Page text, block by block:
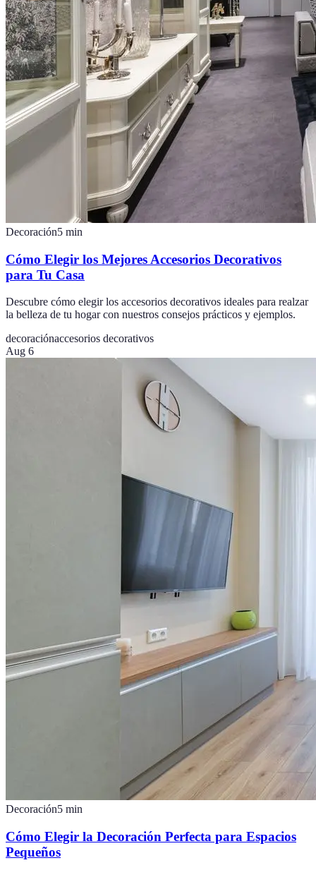
Decoración5 min
Cómo Elegir los Mejores Accesorios Decorativos
para Tu Casa
Descubre cómo elegir los accesorios decorativos ideales para realzar
la belleza de tu hogar con nuestros consejos prácticos y ejemplos.
decoraciónaccesorios decorativos
Aug 6
Decoración5 min
Cómo Elegir la Decoración Perfecta para Espacios
Pequeños